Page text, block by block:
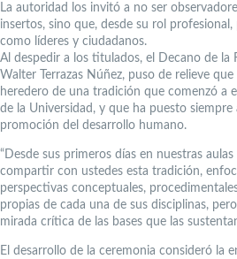
La autoridad los invitó a no ser
insertos, sino que, desde su rol
como líderes y ciudadanos.
Al despedir a los titulados, el Decano de la
Walter Terrazas Núñez, puso de relieve
heredero de una tradición que comenzó a
de la Universidad, y que ha puesto
promoción del desarrollo humano.
“Desde sus primeros días en nuestras
compartir con ustedes esta tradición,
perspectivas conceptuales,
propias de cada una de sus disciplinas,
mirada crítica de las bases que las
El desarrollo de la ceremonia consideró la